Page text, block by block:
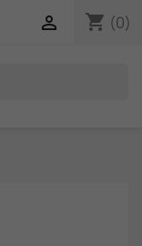
shopping_cart (0)
